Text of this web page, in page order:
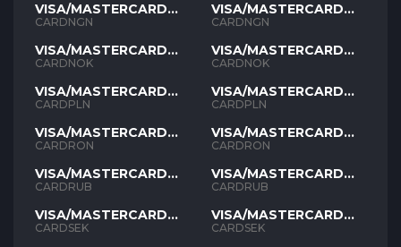
VISA/MASTERCARD
NGN
CARDNGN
VISA/MASTERCARD
NOK
CARDNOK
VISA/MASTERCARD
PLN
CARDPLN
VISA/MASTERCARD
RON
CARDRON
VISA/MASTERCARD
RUB
CARDRUB
VISA/MASTERCARD
SEK
CARDSEK
VISA/MASTERCARD
NGN
CARDNGN
VISA/MASTERCARD
NOK
CARDNOK
VISA/MASTERCARD
PLN
CARDPLN
VISA/MASTERCARD
RON
CARDRON
VISA/MASTERCARD
RUB
CARDRUB
VISA/MASTERCARD
SEK
CARDSEK